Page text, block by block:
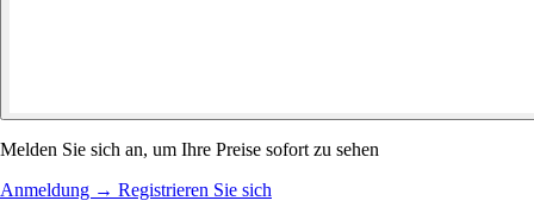
Melden Sie sich an, um Ihre Preise sofort zu sehen
Anmeldung → Registrieren Sie sich